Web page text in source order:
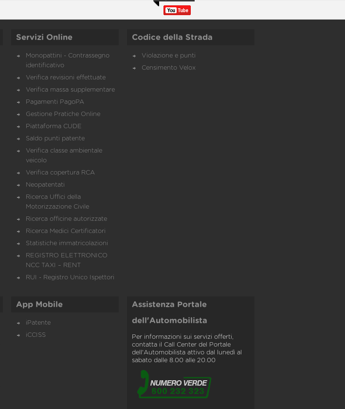
Servizi Online
Monopattini - Contrassegno
identificativo
Verifica revisioni effettuate
Verifica massa supplementare
Pagamenti PagoPA
Gestione Pratiche Online
Piattaforma CUDE
Saldo punti patente
Verifica classe ambientale
veicolo
Verifica copertura RCA
Neopatentati
Ricerca Uffici della
Motorizzazione Civile
Ricerca officine autorizzate
Ricerca Medici Certificatori
Statistiche immatricolazioni
REGISTRO ELETTRONICO
NCC TAXI – RENT
RUI - Registro Unico Ispettori
Codice della Strada
Violazione e punti
Censimento Velox
App Mobile
iPatente
iCCISS
Assistenza Portale
dell'Automobilista
Per informazioni sui servizi offerti,
contatta il Call Center del Portale
dell'Automobilista attivo dal lunedì al
sabato dalle 8.00 alle 20.00